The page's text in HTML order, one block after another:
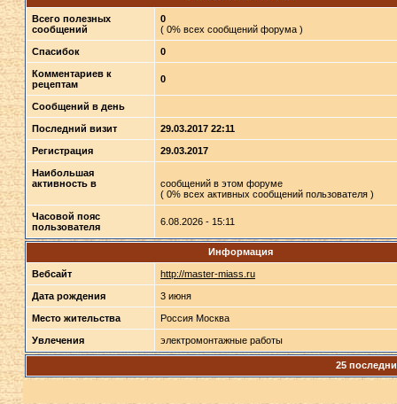
Всего полезных
сообщений
0
( 0% всех сообщений форума )
Спасибок 0
Комментариев к
рецептам
0
Сообщений в день
Последний визит 29.03.2017 22:11
Регистрация 29.03.2017
Наибольшая
активность в
сообщений в этом форуме
( 0% всех активных сообщений пользователя )
Часовой пояс
пользователя
6.08.2026 - 15:11
Информация
Вебсайт http://master-miass.ru
Дата рождения 3 июня
Место жительства Россия Москва
Увлечения электромонтажные работы
25